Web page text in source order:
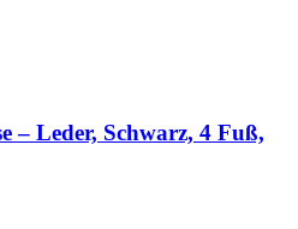
– Leder, Schwarz, 4 Fuß,